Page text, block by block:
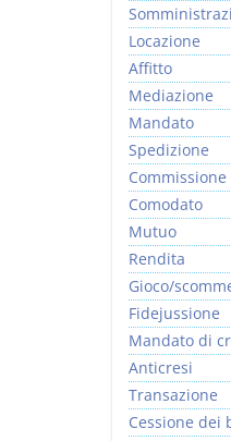
Locazione
Affitto
Mediazione
Mandato
Spedizione
Commissione
Comodato
Mutuo
Rendita
Gioco/
Fidejussione
Mandato di
Anticresi
Transazione
Cessione dei